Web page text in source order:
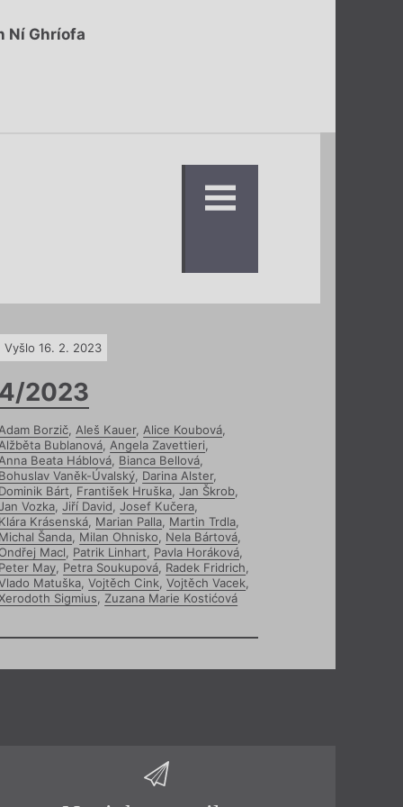
Ní Ghríofa
Vyšlo 16. 2. 2023
2023
Borzič, Aleš Kauer, Alice Koubová,
Bublanová, Angela Zavettieri,
Beata Háblová, Bianca Bellová,
Vaněk-Úvalský, Darina Alster,
Bárt, František Hruška, Jan Škrob,
Vozka, Jiří David, Josef Kučera,
Krásenská, Marian Palla, Martin Trdla,
Šanda, Milan Ohnisko, Nela Bártová,
Macl, Patrik Linhart, Pavla Horáková,
May, Petra Soukupová, Radek Fridrich,
Matuška, Vojtěch Cink, Vojtěch Vacek,
Sigmius, Zuzana Marie Kostićová